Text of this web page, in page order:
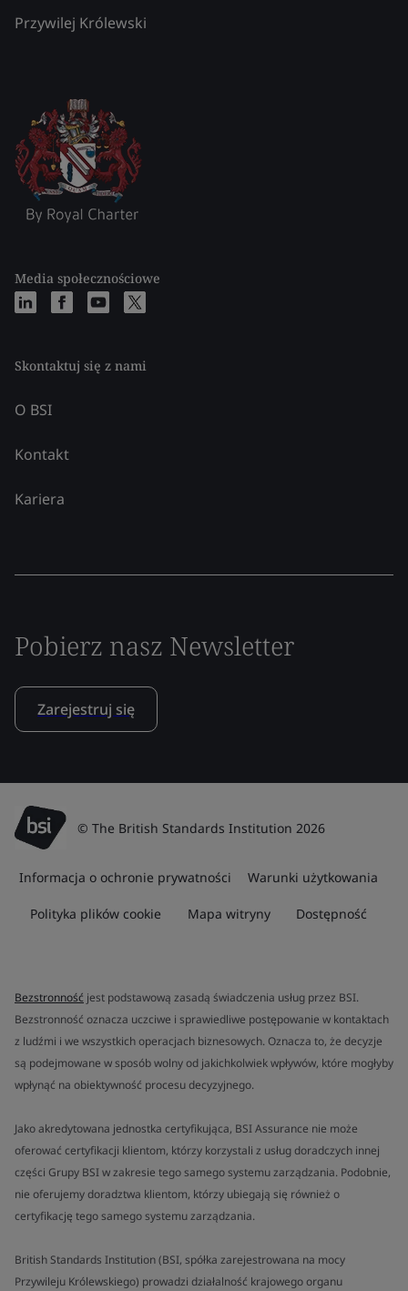
Przywilej Królewski
Media społecznościowe
Skontaktuj się z nami
O BSI
Kontakt
Kariera
Pobierz nasz Newsletter
Zarejestruj się
© The British Standards Institution 2026
Informacja o ochronie prywatności Warunki użytkowania
Polityka plików cookie Mapa witryny Dostępność
Bezstronność jest podstawową zasadą świadczenia usług przez BSI.
Bezstronność oznacza uczciwe i sprawiedliwe postępowanie w kontaktach
z ludźmi i we wszystkich operacjach biznesowych. Oznacza to, że decyzje
są podejmowane w sposób wolny od jakichkolwiek wpływów, które mogłyby
wpłynąć na obiektywność procesu decyzyjnego.
Jako akredytowana jednostka certyfikująca, BSI Assurance nie może
oferować certyfikacji klientom, którzy korzystali z usług doradczych innej
części Grupy BSI w zakresie tego samego systemu zarządzania. Podobnie,
nie oferujemy doradztwa klientom, którzy ubiegają się również o
certyfikację tego samego systemu zarządzania.
British Standards Institution (BSI, spółka zarejestrowana na mocy
Przywileju Królewskiego) prowadzi działalność krajowego organu